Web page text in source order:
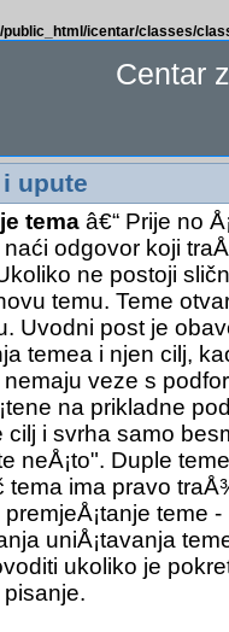
public_html/icentar/classes/
Centar
upute
temaâ€“ Prije no
naći odgovor koji
ne postoji
temu. Teme
Uvodni post je
temea i njen cilj,
veze s
na prikladne
cilj i svrha samo
neÅ¡to". Duple
tema ima pravo
premjeÅ¡tanje teme
uniÅ¡tavanja
ukoliko je